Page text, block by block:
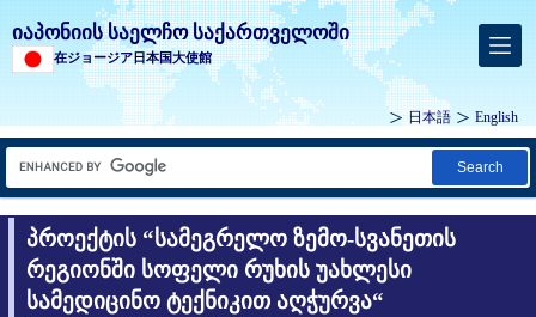
იაპონიის საელჩო საქართველოში
在ジョージア日本国大使館
日本語 English
Search
პროექტის “სამეგრელო ზემო-სვანეთის
რეგიონში სოფელი რუხის უახლესი
სამედიცინო ტექნიკით აღჭურვა“